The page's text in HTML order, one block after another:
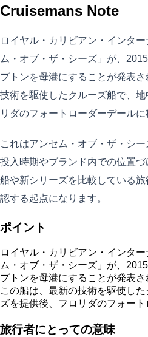
Cruisemans Note
ロイヤル・カリビアン・インタ
ム・オブ・ザ・シーズ」が、
プトンを母港にすることが発表
技術を駆使したクルーズ船で、
リダのフォートローダーデールに
これはアンセム・オブ・ザ・シ
投入時期やブランド内での位置
船や新シリーズを比較している
認する起点になります。
ポイント
ロイヤル・カリビアン・インタ
ム・オブ・ザ・シーズ」が、
プトンを母港にすることが発表さ
この船は、最新の技術を駆使し
ズを提供後、フロリダのフォー
旅行者にとっての意味